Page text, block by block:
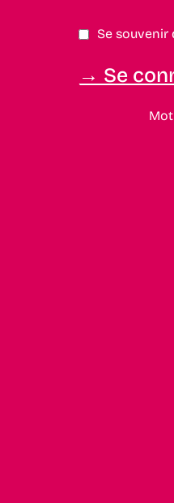
Se souvenir